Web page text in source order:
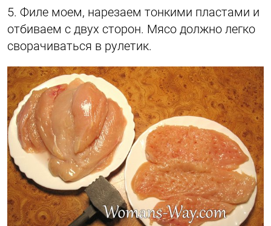
5. Филе моем, нарезаем тонкими пластами и
отбиваем с двух сторон. Мясо должно легко
сворачиваться в рулетик.